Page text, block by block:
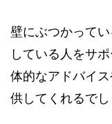
壁にぶつかって
している人をサ
体的なアドバイ
供してくれるでし